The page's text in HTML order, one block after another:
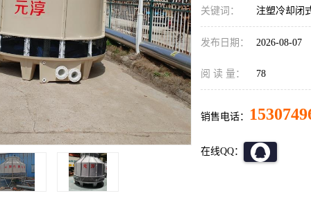
关键词： 注塑冷却闭
发布日期： 2026-08-07
阅 读 量： 78
销售电话：
在线QQ：